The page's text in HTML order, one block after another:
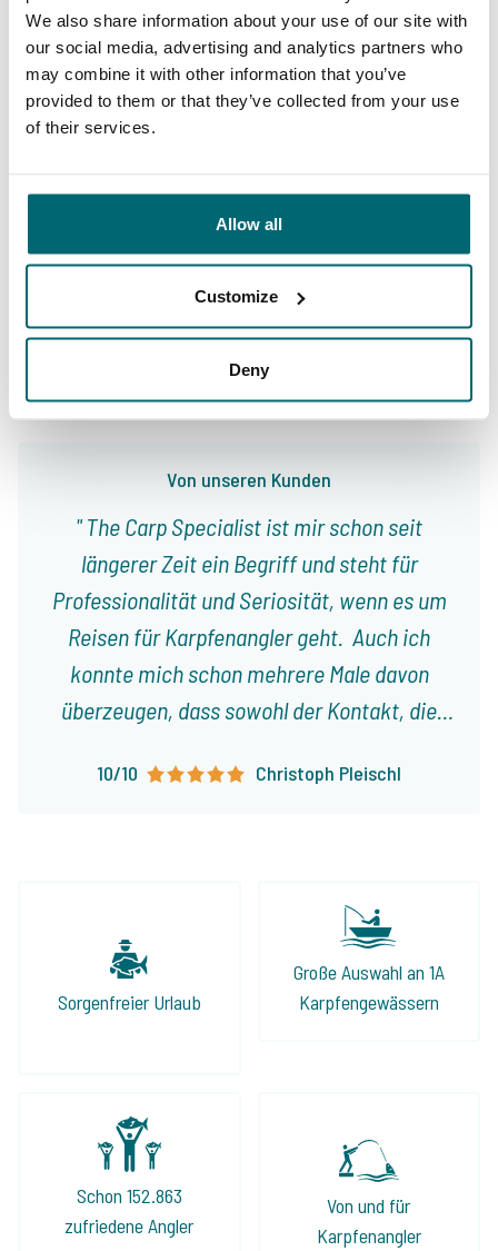
We also share information about your use of our site with
our social media, advertising and analytics partners who
may combine it with other information that you’ve
provided to them or that they’ve collected from your use
of their services.
Allow all
Customize
Deny
9,7
Allgemein
9,2
Von unseren Kunden
The Carp Specialist ist mir schon seit
längerer Zeit ein Begriff und steht für
Professionalität und Seriosität, wenn es um
Reisen für Karpfenangler geht. Auch ich
konnte mich schon mehrere Male davon
überzeugen, dass sowohl der Kontakt, die
an einen See aus dem Programm durch
halten, was sie laut Internetseite
versprechen. Wenn Ihr also auf der Suche
nach einem perfekten Angelurlaub seid, ist
10/10 Christoph Pleischl
Sorgenfreier Urlaub
Große Auswahl an 1A
Karpfengewässern
Schon 152.863
zufriedene Angler
Von und für
Karpfenangler